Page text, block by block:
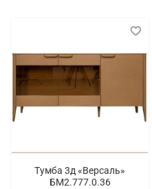
Тумба 3д «Версаль»
БМ2.777.0.36